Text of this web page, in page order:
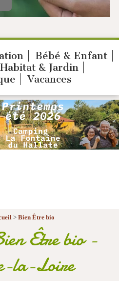
Bébé & Enfant
Habitat & Jardin
Vacances
> Bien Être bio
Être bio -
la-Loire